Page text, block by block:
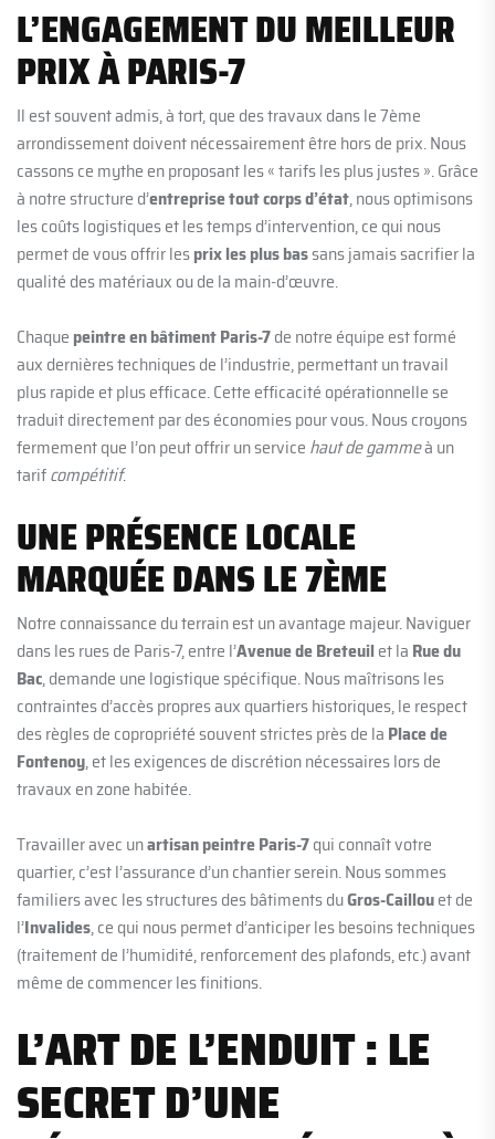
L’ENGAGEMENT DU MEILLEUR
PRIX À PARIS-7
Il est souvent admis, à tort, que des travaux dans le 7ème
arrondissement doivent nécessairement être hors de prix. Nous
cassons ce mythe en proposant les « tarifs les plus justes ». Grâce
à notre structure d’entreprise tout corps d’état, nous optimisons
les coûts logistiques et les temps d’intervention, ce qui nous
permet de vous offrir lesprix les plus bassans jamais sacrifier la
qualité des matériaux ou de la main-d’œuvre.
Chaque peintre en bâtiment Paris-7de notre équipe est formé
aux dernières techniques de l’industrie, permettant un travail
plus rapide et plus efficace. Cette efficacité opérationnelle se
traduit directement par des économies pour vous. Nous croyons
fermement que l’on peut offrir un service haut de gammeà un
tarifcompétitif.
UNE PRÉSENCE LOCALE
MARQUÉE DANS LE 7ÈME
Notre connaissance du terrain est un avantage majeur. Naviguer
dans les rues de Paris-7, entre l’Avenue de Breteuilet la Rue du
Bac, demande une logistique spécifique. Nous maîtrisons les
contraintes d’accès propres aux quartiers historiques, le respect
des règles de copropriété souvent strictes près de la Place de
Fontenoy, et les exigences de discrétion nécessaires lors de
travaux en zone habitée.
Travailler avec unartisan peintre Paris-7qui connaît votre
quartier, c’est l’assurance d’un chantier serein. Nous sommes
familiers avec les structures des bâtiments duGros-Caillouet de
l’Invalides, ce qui nous permet d’anticiper les besoins techniques
(traitement de l’humidité, renforcement des plafonds, etc.) avant
même de commencer les finitions.
L’ART DE L’ENDUIT : LE
SECRET D’UNE